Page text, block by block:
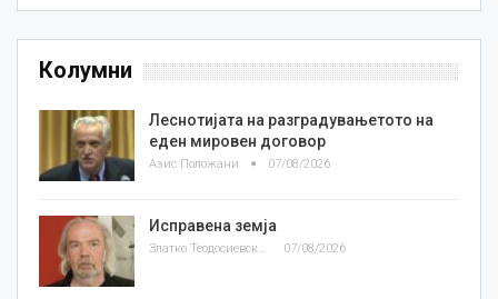
Колумни
Леснотијата на разградувањетото на
еден мировен договор
Азис Положани 07/08/2026
Исправена земја
Златко Теодосиевски 07/08/2026